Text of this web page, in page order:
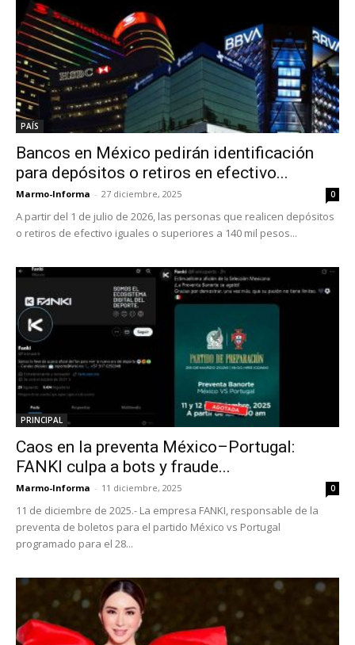
PAÍS
Bancos en México pedirán identificación
para depósitos o retiros en efectivo...
Marmo-Informa - 27 diciembre, 2025 0
A partir del 1 de julio de 2026, las personas que realicen depósitos
o retiros de efectivo iguales o superiores a 140 mil pesos...
PRINCIPAL
Caos en la preventa México–Portugal:
FANKI culpa a bots y fraude...
Marmo-Informa - 11 diciembre, 2025 0
11 de diciembre de 2025.- La empresa FANKI, responsable de la
preventa de boletos para el partido México vs Portugal
programado para el 28...